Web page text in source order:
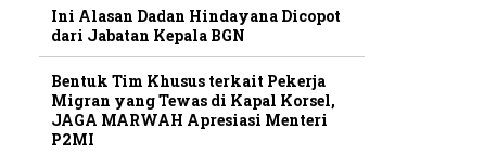
Ini Alasan Dadan Hindayana Dicopot
dari Jabatan Kepala BGN
Bentuk Tim Khusus terkait Pekerja
Migran yang Tewas di Kapal Korsel,
JAGA MARWAH Apresiasi Menteri
P2MI